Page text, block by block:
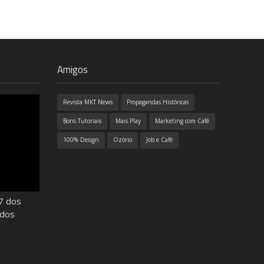
dos
Amigos
Revista MKT News Propagandas Históricas
Bons Tutoriais Mais Play Marketing com Café
100% Design Ozório Job e Café